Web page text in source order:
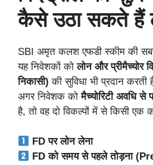
कैसे उठा सकते हैं
SBI अमृत कलश एफडी स्कीम की
यह निवेशकों कोलोन और प्रीमैच्योर
निकासी) की सुविधा भी प्रदान
अगर निवेशक कोमैच्योरिटी अवधि
है, तो वह दो विकल्पों में से किसी
FD पर लोन लेना
FD को समय से पहले तोड़ना